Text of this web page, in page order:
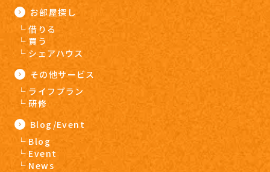
お部屋探し
借りる
買う
シェアハウス
その他サービス
ライフプラン
研修
Blog/Event
Blog
Event
News